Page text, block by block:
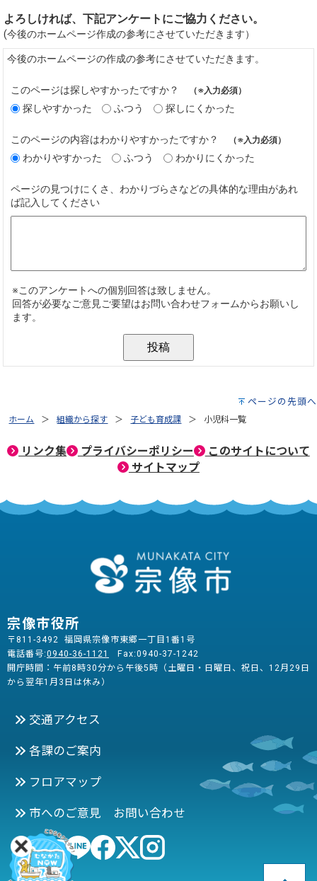
ページの先頭へ
ホーム 組織から探す 子ども育成課 小児科一覧
リンク集 プライバシーポリシー
このサイトについて
サイトマップ
宗像市役所
〒811-3492 福岡県宗像市東郷一丁目1番1号
電話番号:0940-36-1121
Fax:0940-37-1242
開庁時間：午前8時30分から午後5時（土曜日・日曜日、祝日、12月29日
から翌年1月3日は休み）
交通アクセス
各課のご案内
フロアマップ
市へのご意見 お問い合わせ